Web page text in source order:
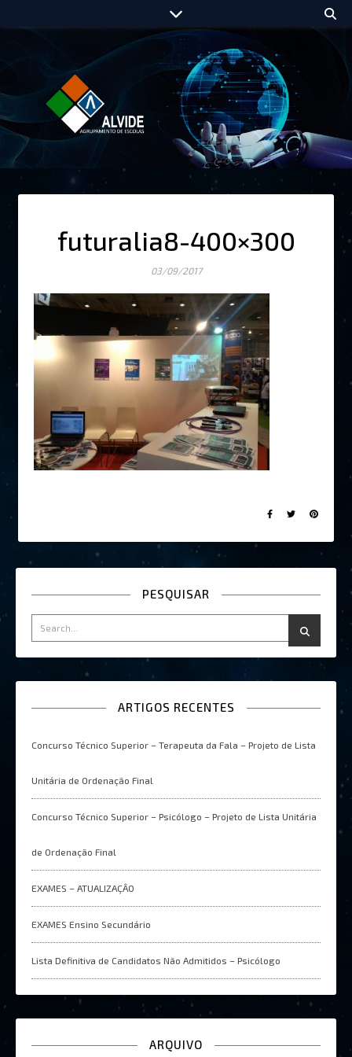
futuralia8-400×300
03/09/2017
PESQUISAR
ARTIGOS RECENTES
Concurso Técnico Superior – Terapeuta da Fala – Projeto de Lista
Unitária de Ordenação Final
Concurso Técnico Superior – Psicólogo – Projeto de Lista Unitária
de Ordenação Final
EXAMES – ATUALIZAÇÂO
EXAMES Ensino Secundário
Lista Definitiva de Candidatos Não Admitidos – Psicólogo
ARQUIVO